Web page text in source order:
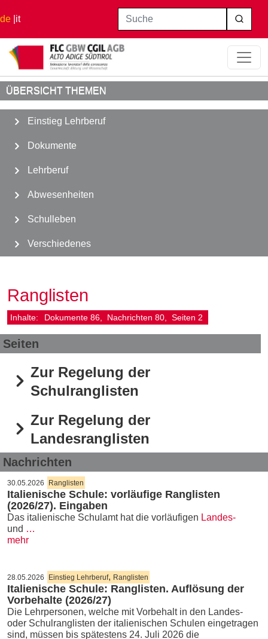
de it Suche
Startseite Einstieg Lehrberuf
Ranglisten
Inhalte: Dokumente 86 Nachrichten 80 Seiten 2
Seiten
Zur Regelung der
Schulranglisten
Zur Regelung der
Landesranglisten
Nachrichten
30.05.2026 Ranglisten
Italienische Schule: vorläufige Ranglisten
(2026/27). Eingaben
Das italienische Schulamt hat die vorläufigen Landes-
und …
mehr
28.05.2026 Einstieg Lehrberuf, Ranglisten
Italienische Schule: Ranglisten. Auflösung der
Vorbehalte (2026/27)
Die Lehrpersonen, welche mit Vorbehalt in den Landes-
oder Schulranglisten der italienischen Schulen eingetragen
sind, müssen bis spätestens 24. Juli 2026 die
ÜBERSICHT THEMEN
Einstieg Lehrberuf
Dokumente
Lehrberuf
Abwesenheiten
Schulleben
Verschiedenes